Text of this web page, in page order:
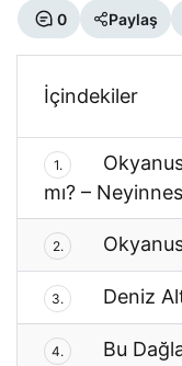
0 Paylaş
İçindekiler
1.
mı? –
2.
3. Deniz
4. Bu